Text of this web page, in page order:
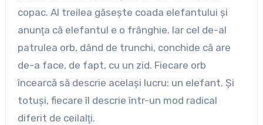
copac. Al treilea găseşte coada elefantului şi
anunţa că elefantul e o frânghie. Iar cel de-al
patrulea orb, dând de trunchi, conchide că are
de-a face, de fapt, cu un zid. Fiecare orb
încearcă să descrie acelaşi lucru: un elefant. Şi
totuşi, fiecare îl descrie într-un mod radical
diferit de ceilalţi.